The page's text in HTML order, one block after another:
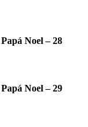
Noel – 28
Noel – 29